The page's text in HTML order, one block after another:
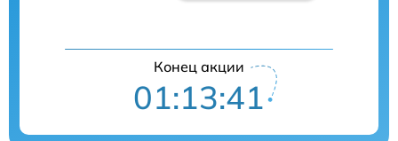
Конец акции
01:13:41